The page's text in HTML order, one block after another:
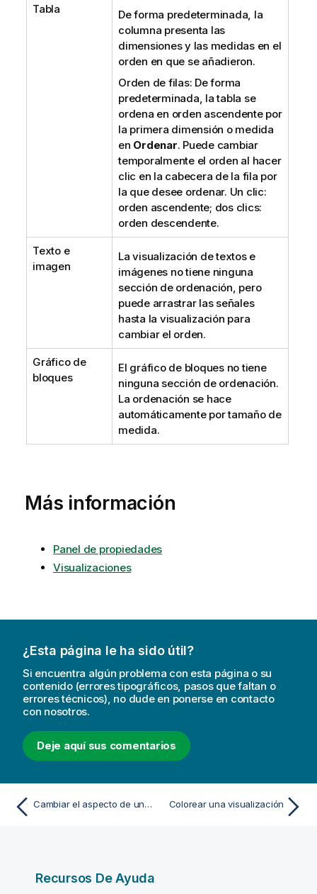
Tabla
De forma predeterminada, la
columna presenta las
dimensiones y las medidas en el
orden en que se añadieron.
Orden de filas: De forma
predeterminada, la tabla se
ordena en orden ascendente por
la primera dimensión o medida
en Ordenar. Puede cambiar
temporalmente el orden al hacer
clic en la cabecera de la fila por
la que desee ordenar. Un clic:
orden ascendente; dos clics:
orden descendente.
Texto e
imagen
La visualización de textos e
imágenes no tiene ninguna
sección de ordenación, pero
puede arrastrar las señales
hasta la visualización para
cambiar el orden.
Gráfico de
bloques
El gráfico de bloques no tiene
ninguna sección de ordenación.
La ordenación se hace
automáticamente por tamaño de
medida.
Más información
Panel de propiedades
Visualizaciones
¿Esta página le ha sido útil?
Si encuentra algún problema con esta página o su
contenido (errores tipográficos, pasos que faltan o
errores técnicos), no dude en ponerse en contacto
con nosotros.
Deje aquí sus comentarios
Cambiar el aspecto de una visualización Colorear una visualización
Recursos De Ayuda